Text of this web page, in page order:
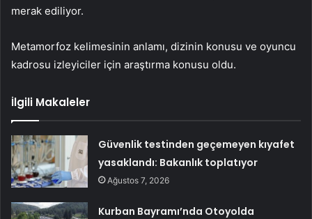
merak ediliyor.
Metamorfoz kelimesinin anlamı, dizinin konusu ve oyuncu
kadrosu izleyiciler için araştırma konusu oldu.
İlgili Makaleler
Güvenlik testinden geçemeyen kıyafet
yasaklandı: Bakanlık toplatıyor
Ağustos 7, 2026
Kurban Bayramı’nda Otoyolda